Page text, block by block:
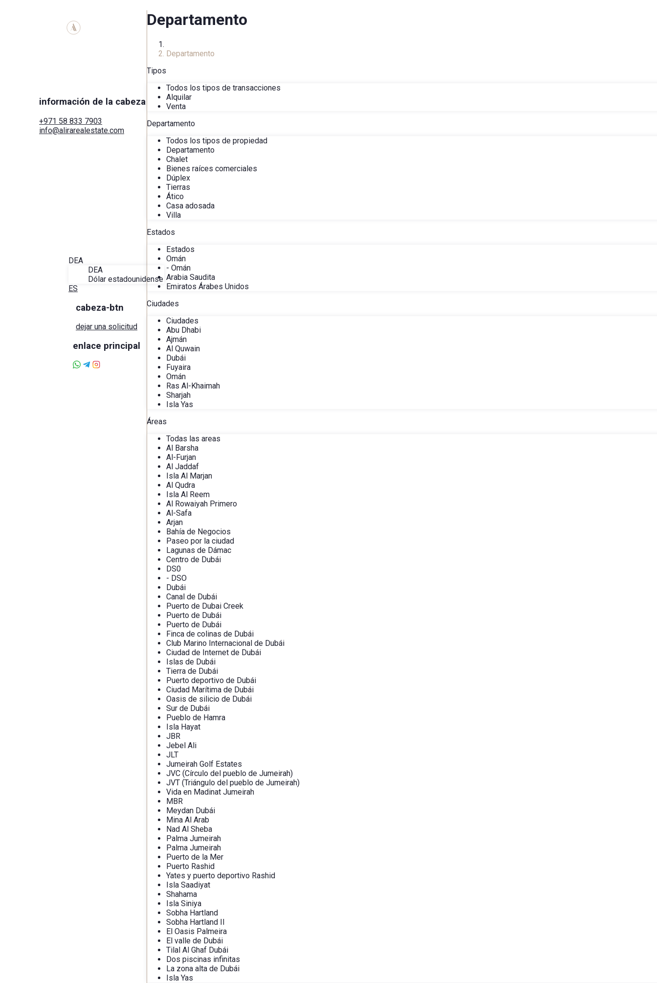
información de la cabeza
+971 58 833 7903
info@alirarealestate.com
DEA
DEA
Dólar estadounidense
ES
cabeza-btn
dejar una solicitud
enlace principal
Departamento
Departamento
Tipos
Todos los tipos de transacciones
Alquilar
Venta
Departamento
Todos los tipos de propiedad
Departamento
Chalet
Bienes raíces comerciales
Dúplex
Tierras
Ático
Casa adosada
Villa
Estados
Estados
Omán
- Omán
Arabia Saudita
Emiratos Árabes Unidos
Ciudades
Ciudades
Abu Dhabi
Ajmán
Al Quwain
Dubái
Fuyaira
Omán
Ras Al-Khaimah
Sharjah
Isla Yas
Áreas
Todas las areas
Al Barsha
Al-Furjan
Al Jaddaf
Isla Al Marjan
Al Qudra
Isla Al Reem
Al Rowaiyah Primero
Al-Safa
Arjan
Bahía de Negocios
Paseo por la ciudad
Lagunas de Dámac
Centro de Dubái
DS0
- DSO
Dubái
Canal de Dubái
Puerto de Dubai Creek
Puerto de Dubái
Puerto de Dubái
Finca de colinas de Dubái
Club Marino Internacional de Dubái
Ciudad de Internet de Dubái
Islas de Dubái
Tierra de Dubái
Puerto deportivo de Dubái
Ciudad Marítima de Dubái
Oasis de silicio de Dubái
Sur de Dubái
Pueblo de Hamra
Isla Hayat
JBR
Jebel Ali
JLT
Jumeirah Golf Estates
JVC (Círculo del pueblo de Jumeirah)
JVT (Triángulo del pueblo de Jumeirah)
Vida en Madinat Jumeirah
MBR
Meydan Dubái
Mina Al Arab
Nad Al Sheba
Palma Jumeirah
Palma Jumeirah
Puerto de la Mer
Puerto Rashid
Yates y puerto deportivo Rashid
Isla Saadiyat
Shahama
Isla Siniya
Sobha Hartland
Sobha Hartland II
El Oasis Palmeira
El valle de Dubái
Tilal Al Ghaf Dubái
Dos piscinas infinitas
La zona alta de Dubái
Isla Yas